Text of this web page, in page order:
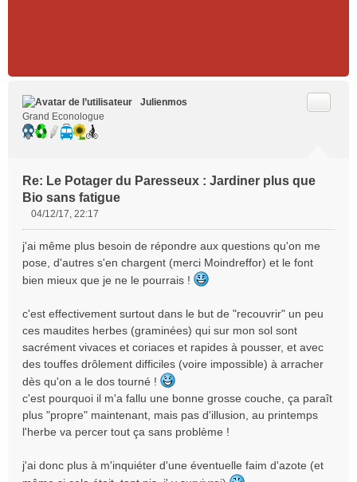
Julienmos
Grand Econologue
Re: Le Potager du Paresseux : Jardiner plus que
Bio sans fatigue
s
s
a
e
n
l
u
04/12/17, 22:17
j'ai même plus besoin de répondre aux questions qu'on me
pose, d'autres s'en chargent (merci Moindreffor) et le font
bien mieux que je ne le pourrais !
c'est effectivement surtout dans le but de "recouvrir" un peu
ces maudites herbes (graminées) qui sur mon sol sont
sacrément vivaces et coriaces et rapides à pousser, et avec
des touffes drôlement difficiles (voire impossible) à arracher
dès qu'on a le dos tourné !
c'est pourquoi il m'a fallu une bonne grosse couche, ça paraît
plus "propre" maintenant, mais pas d'illusion, au printemps
l'herbe va percer tout ça sans problème !
j'ai donc plus à m'inquiéter d'une éventuelle faim d'azote (et